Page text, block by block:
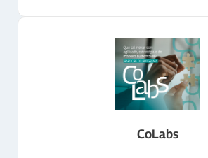
CoLabs